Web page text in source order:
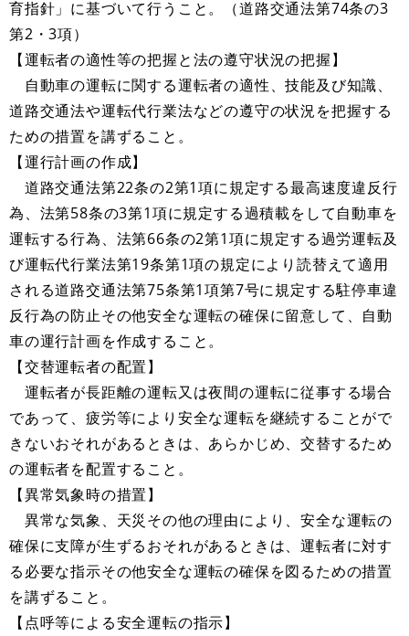
育指針」に基づいて行うこと。（道路交通法第74条の3
第2・3項）
【運転者の適性等の把握と法の遵守状況の把握】
自動車の運転に関する運転者の適性、技能及び知識、
道路交通法や運転代行業法などの遵守の状況を把握する
ための措置を講ずること。
【運行計画の作成】
道路交通法第22条の2第1項に規定する最高速度違反行
為、法第58条の3第1項に規定する過積載をして自動車を
運転する行為、法第66条の2第1項に規定する過労運転及
び運転代行業法第19条第1項の規定により読替えて適用
される道路交通法第75条第1項第7号に規定する駐停車違
反行為の防止その他安全な運転の確保に留意して、自動
車の運行計画を作成すること。
【交替運転者の配置】
運転者が長距離の運転又は夜間の運転に従事する場合
であって、疲労等により安全な運転を継続することがで
きないおそれがあるときは、あらかじめ、交替するため
の運転者を配置すること。
【異常気象時の措置】
異常な気象、天災その他の理由により、安全な運転の
確保に支障が生ずるおそれがあるときは、運転者に対す
る必要な指示その他安全な運転の確保を図るための措置
を講ずること。
【点呼等による安全運転の指示】